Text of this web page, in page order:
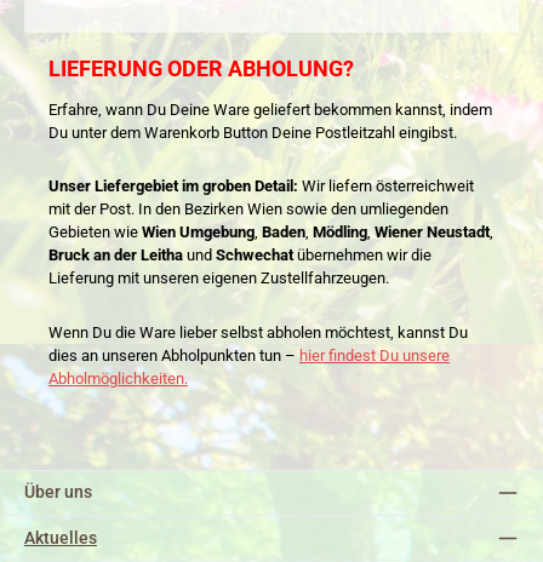
LIEFERUNG ODER ABHOLUNG?
Erfahre, wann Du Deine Ware geliefert bekommen kannst, indem
Du unter dem Warenkorb Button Deine Postleitzahl eingibst.
Unser Liefergebiet im groben Detail: Wir liefern österreichweit
mit der Post. In den Bezirken Wien sowie den umliegenden
Gebieten wie Wien Umgebung, Baden, Mödling,Wiener Neustadt,
Bruck an der Leitha und Schwechatübernehmen wir die
Lieferung mit unseren eigenen Zustellfahrzeugen.
Wenn Du die Ware lieber selbst abholen möchtest, kannst Du
dies an unseren Abholpunkten tun – hier findest Du unsere
Abholmöglichkeiten.
Über uns
Aktuelles